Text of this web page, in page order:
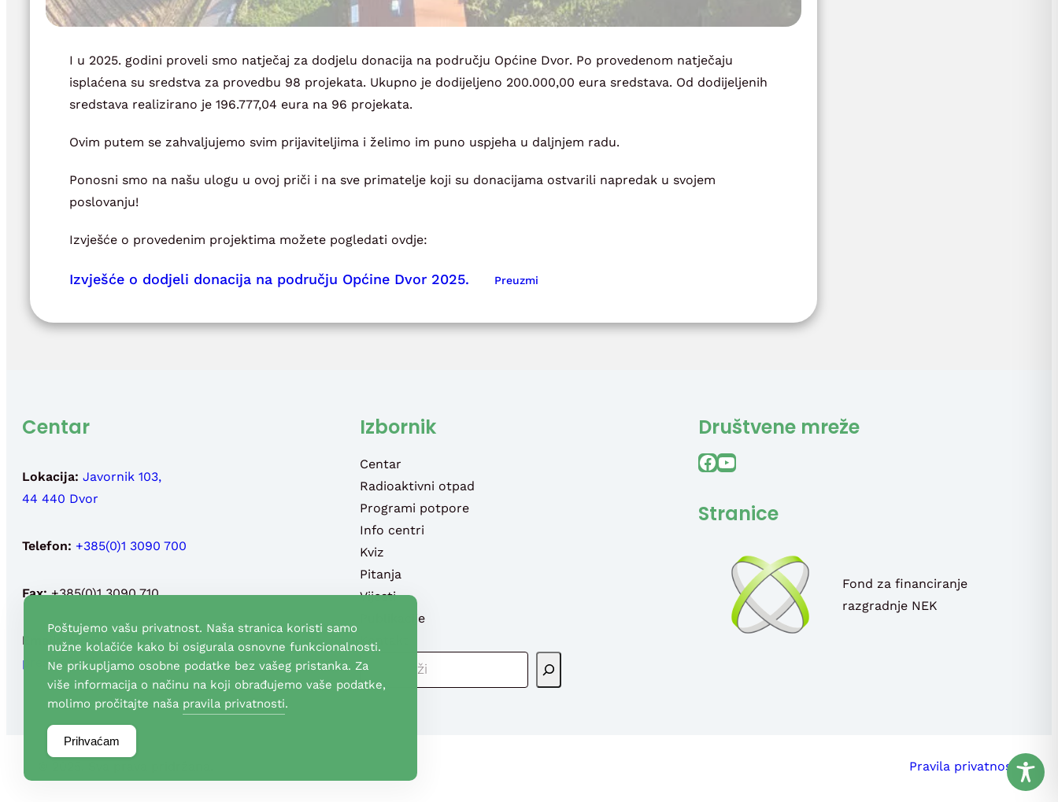
I u 2025. godini proveli smo natječaj za dodjelu donacija na području Općine Dvor. Po provedenom natječaju
isplaćena su sredstva za provedbu 98 projekata. Ukupno je dodijeljeno 200.000,00 eura sredstava. Od dodijeljenih
sredstava realizirano je 196.777,04 eura na 96 projekata.
Ovim putem se zahvaljujemo svim prijaviteljima i želimo im puno uspjeha u daljnjem radu.
Ponosni smo na našu ulogu u ovoj priči i na sve primatelje koji su donacijama ostvarili napredak u svojem
poslovanju!
Izvješće o provedenim projektima možete pogledati ovdje:
Izvješće o dodjeli donacija na području Općine Dvor 2025. Preuzmi
Centar
Lokacija: Javornik 103,
44 440 Dvor
Telefon: +385(0)1 3090 700
Fax:+385(0)1 3090 710
Email: info@fond-nek.hr
press@fond-nek.hr
Izbornik
Centar
Radioaktivni otpad
Programi potpore
Info centri
Kviz
Pitanja
Vijesti
Publikacije
Kontakt
P
Društvene mreže
Facebook YouTube
Stranice
Fond za financiranje
razgradnje NEK
Pravila privatnosti
Poštujemo vašu privatnost. Naša stranica koristi samo
nužne kolačiće kako bi osigurala osnovne funkcionalnosti.
Ne prikupljamo osobne podatke bez vašeg pristanka. Za
više informacija o načinu na koji obrađujemo vaše podatke,
molimo pročitajte naša pravila privatnosti.
Prihvaćam